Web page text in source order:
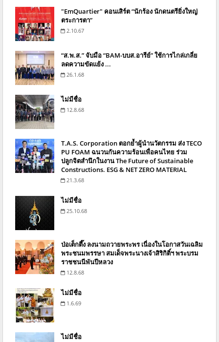
"EmQuartier" คอนเสิร์ต “นักร้อง นักดนตรียิ่งใหญ่
ตระการตา”
2.10.67
“ส.พ.ส.” จับมือ “BAM-บบส.อารีย์” ใช้การไกล่เกลี่ย
ลดความขัดแย้ง ...
26.1.68
ไม่มีชื่อ
12.8.68
T.A.S. Corporation ตอกย้ำผู้นำนวัตกรรม ส่ง TECO
PU FOAM ฉนวนกันความร้อนเพื่อคนไทย ร่วม
ปลูกจิตสำนึกในงาน The Future of Sustainable
Constructions. ESG & NET ZERO MATERIAL
21.3.68
ไม่มีชื่อ
25.10.68
ป่อเต็กตึ๊ง ลงนามถวายพระพร เนื่องในโอกาสวันเฉลิม
พระชนมพรรษา สมเด็จพระนางเจ้าสิริกิติ์ฯ พระบรม
ราชชนนีพันปีหลวง
12.8.68
ไม่มีชื่อ
1.6.69
ไม่มีชื่อ